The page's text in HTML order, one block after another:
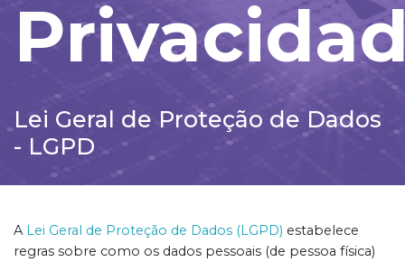
Lei Geral de Proteção de Dados
- LGPD
A Lei Geral de Proteção de Dados (LGPD) estabelece
regras sobre como os dados pessoais (de pessoa física)